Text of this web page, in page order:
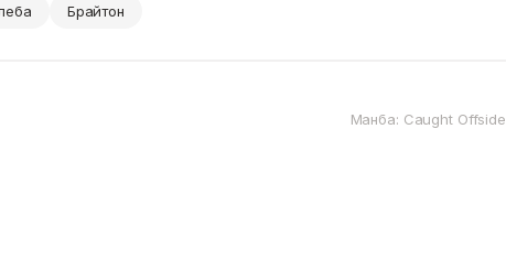
Брайтон
Манба: Caught Offside